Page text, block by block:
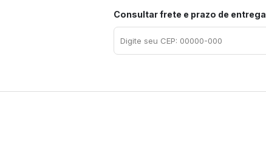
Consultar frete e prazo de entrega